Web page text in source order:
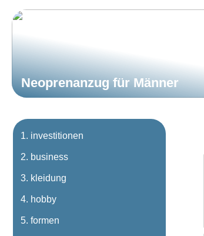
Neoprenanzug für Männer
investitionen
business
kleidung
hobby
formen